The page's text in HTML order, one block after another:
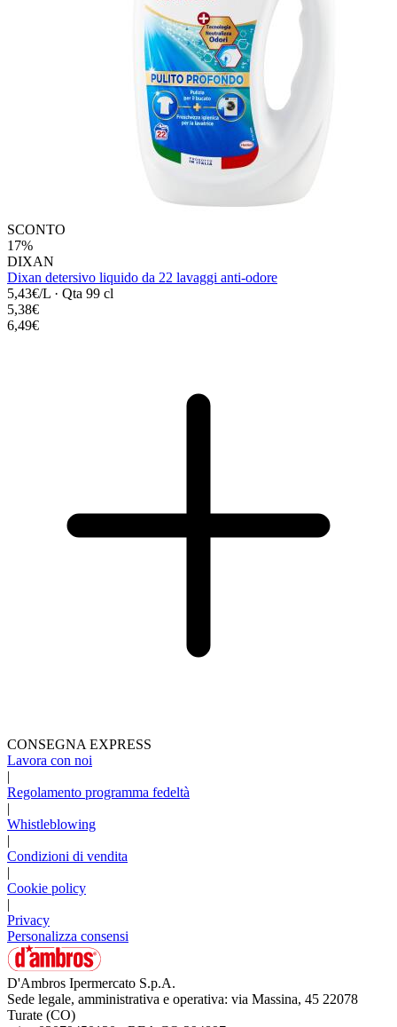
SCONTO
17%
DIXAN
Dixan detersivo liquido da 22 lavaggi anti-odore
5,43€/L · Qta 99 cl
5,38€
6,49€
CONSEGNA EXPRESS
Lavora con noi
|
Regolamento programma fedeltà
|
Whistleblowing
|
Condizioni di vendita
|
Cookie policy
|
Privacy
Personalizza consensi
D'Ambros Ipermercato S.p.A.
Sede legale, amministrativa e operativa: via Massina, 45 22078
Turate (CO)